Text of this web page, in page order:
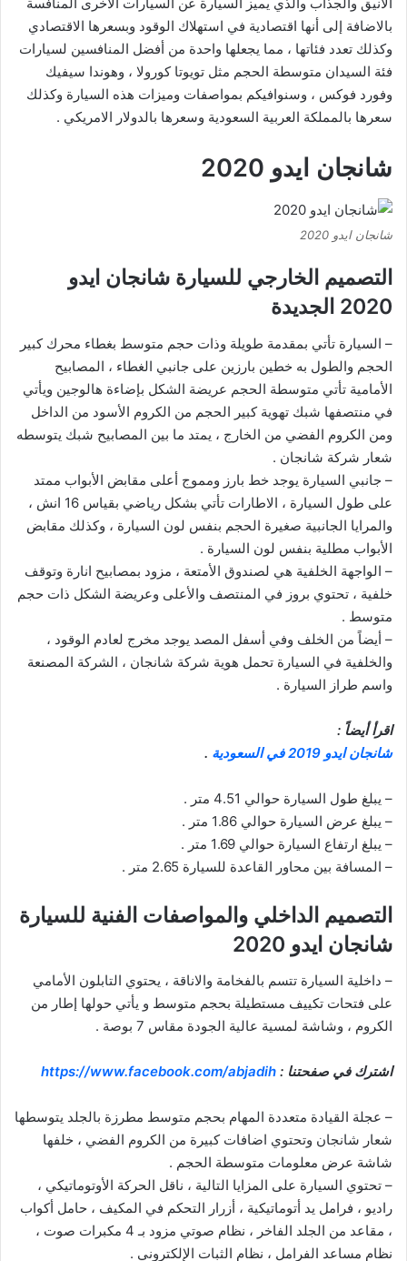
بالاضافة إلى أنها اقتصادية في استهلاك الوقود وبسعرها الاقتصادي
وكذلك تعدد فئاتها ، مما يجعلها واحدة من أفضل المنافسين لسيارات
فئة السيدان متوسطة الحجم مثل تويوتا كورولا ، وهوندا سيفيك
وفورد فوكس ، وسنوافيكم بمواصفات وميزات هذه السيارة وكذلك
سعرها بالمملكة العربية السعودية وسعرها بالدولار الامريكي .
شانجان ايدو 2020
شانجان ايدو 2020
التصميم الخارجي للسيارة شانجان ايدو
2020 الجديدة
– السيارة تأتي بمقدمة طويلة وذات حجم متوسط بغطاء محرك كبير
الحجم والطول به خطين بارزين على جانبي الغطاء ، المصابيح
الأمامية تأتي متوسطة الحجم عريضة الشكل بإضاءة هالوجين ويأتي
في منتصفها شبك تهوية كبير الحجم من الكروم الأسود من الداخل
ومن الكروم الفضي من الخارج ، يمتد ما بين المصابيح شبك يتوسطه
شعار شركة شانجان .
– جانبي السيارة يوجد خط بارز ومموج أعلى مقابض الأبواب ممتد
على طول السيارة ، الاطارات تأتي بشكل رياضي بقیاس 16 انش ،
والمرايا الجانبية صغيرة الحجم بنفس لون السيارة ، وكذلك مقابض
الأبواب مطلية بنفس لون السيارة .
– الواجهة الخلفية هي لصندوق الأمتعة ، مزود بمصابيح انارة وتوقف
خلفية ، تحتوي بروز في المنتصف والأعلى وعريضة الشكل ذات حجم
متوسط .
– أيضاً من الخلف وفي أسفل المصد يوجد مخرج لعادم الوقود ،
والخلفية في السيارة تحمل هوية شركة شانجان ، الشركة المصنعة
واسم طراز السيارة .
اقرأ أيضاً :
شانجان ايدو 2019 في السعودية
.
– يبلغ طول السيارة حوالي 4.51 متر .
– يبلغ عرض السيارة حوالي 1.86 متر .
– يبلغ ارتفاع السيارة حوالي 1.69 متر .
– المسافة بين محاور القاعدة للسيارة 2.65 متر .
التصميم الداخلي والمواصفات الفنية للسيارة
شانجان ايدو 2020
– داخلية السيارة تتسم بالفخامة والاناقة ، يحتوي التابلون الأمامي
على فتحات تكييف مستطيلة بحجم متوسط و يأتي حولها إطار من
الكروم ، وشاشة لمسية عالية الجودة مقاس 7 بوصة .
اشترك في صفحتنا : https://www.facebook.com/abjadih
– عجلة القيادة متعددة المهام بحجم متوسط مطرزة بالجلد يتوسطها
شعار شانجان وتحتوي اضافات كبيرة من الكروم الفضي ، خلفها
شاشة عرض معلومات متوسطة الحجم .
– تحتوي السيارة على المزايا التالية ، ناقل الحركة الأوتوماتيكي ،
راديو ، فرامل يد أتوماتيكية ، أزرار التحكم في المكيف ، حامل أكواب
، مقاعد من الجلد الفاخر ، نظام صوتي مزود بـ 4 مكبرات صوت ،
نظام مساعد الفرامل ، نظام الثبات الإلكتروني .